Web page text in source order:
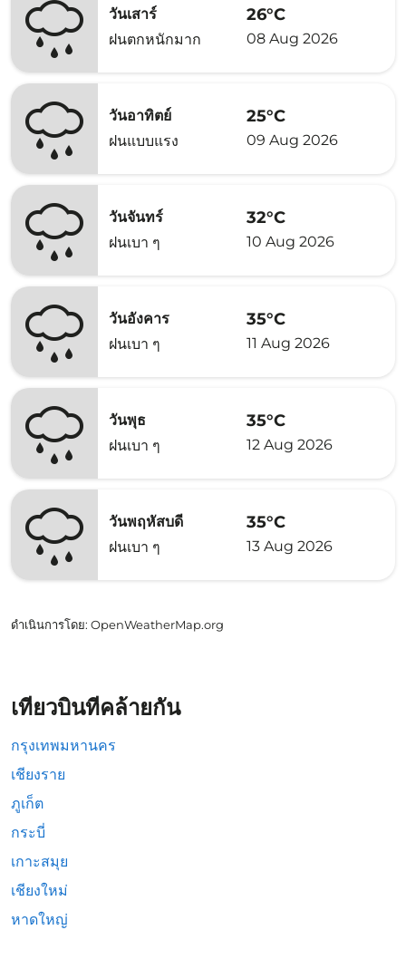
วันเสาร์
ฝนตกหนักมาก
26°C
08 Aug 2026
วันอาทิตย์
ฝนแบบแรง
25°C
09 Aug 2026
วันจันทร์
ฝนเบา ๆ
32°C
10 Aug 2026
วันอังคาร
ฝนเบา ๆ
35°C
11 Aug 2026
วันพุธ
ฝนเบา ๆ
35°C
12 Aug 2026
วันพฤหัสบดี
ฝนเบา ๆ
35°C
13 Aug 2026
ดำเนินการโดย: OpenWeatherMap.org
เที่ยวบินที่คล้ายกัน
กรุงเทพมหานคร
เชียงราย
ภูเก็ต
กระบี่
เกาะสมุย
เชียงใหม่
หาดใหญ่